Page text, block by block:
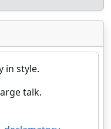
in style.
talk.